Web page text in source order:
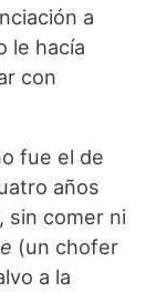
a
le hacía
con
fue el de
años
sin comer ni
(un chofer
a la